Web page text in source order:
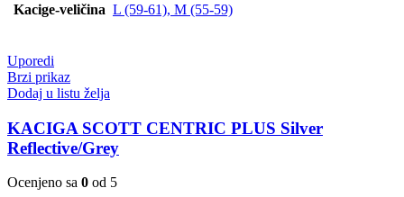
Kacige-veličina L (59-61), M (55-59)
Uporedi
Brzi prikaz
Dodaj u listu želja
KACIGA SCOTT CENTRIC PLUS Silver
Reflective/Grey
Ocenjeno sa 0 od 5